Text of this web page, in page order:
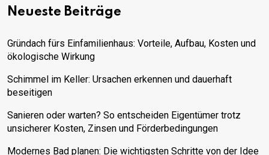
Neueste Beiträge
Gründach fürs Einfamilienhaus: Vorteile, Aufbau, Kosten und
ökologische Wirkung
Schimmel im Keller: Ursachen erkennen und dauerhaft
beseitigen
Sanieren oder warten? So entscheiden Eigentümer trotz
unsicherer Kosten, Zinsen und Förderbedingungen
Modernes Bad planen: Die wichtigsten Schritte von der Idee